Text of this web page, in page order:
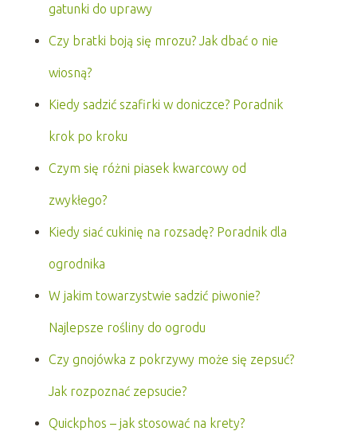
gatunki do uprawy
Czy bratki boją się mrozu? Jak dbać o nie
wiosną?
Kiedy sadzić szafirki w doniczce? Poradnik
krok po kroku
Czym się różni piasek kwarcowy od
zwykłego?
Kiedy siać cukinię na rozsadę? Poradnik dla
ogrodnika
W jakim towarzystwie sadzić piwonie?
Najlepsze rośliny do ogrodu
Czy gnojówka z pokrzywy może się zepsuć?
Jak rozpoznać zepsucie?
Quickphos – jak stosować na krety?